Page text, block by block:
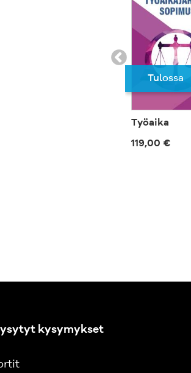
Tulossa
Työaika
119,00 €
kysymykset